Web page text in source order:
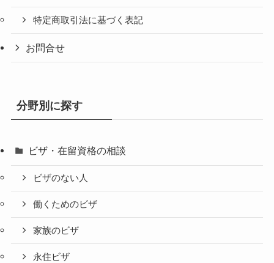
特定商取引法に基づく表記
お問合せ
分野別に探す
ビザ・在留資格の相談
ビザのない人
働くためのビザ
家族のビザ
永住ビザ